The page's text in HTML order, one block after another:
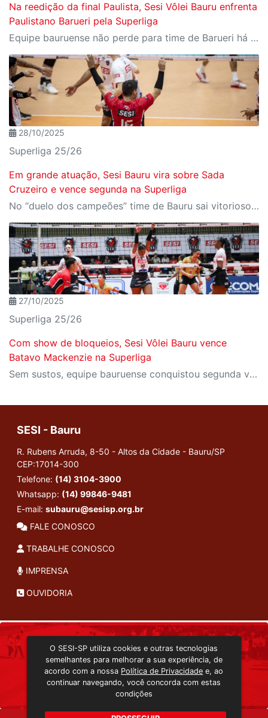
Na reedição da final Paulista, Sesi Vôlei Bauru enfrenta
Paulistano Barueri pela Superliga
Equipe bauruense não perde para time de Barueri há sete jogos e vai em busca de terceira vitória consecutiva na liga nacional
28/10/2025
Superliga 25/26
Em grande atuação, Sesi Bauru vira sobre Sada
Cruzeiro e vence segunda na Superliga
No “duelo dos campeões” time de Bauru sai vitorioso fora de casa em 3 sets a 2
27/10/2025
Superliga 25/26
Com show de bloqueios, Sesi Vôlei Bauru vence
Batavo Mackenzie na Superliga
Sem sustos, equipe bauruense conquistou segunda vitória na liga nacional
SESI - Bauru
R. Rubens Arruda, 8-50 - Altos da Cidade - Bauru/SP
CEP:17014-300
Telefone: (14) 3104-3900
Whatsapp: (14) 99846-9481
E-mail: subauru@sesisp.org.br
FALE CONOSCO
TRABALHE CONOSCO
IMPRENSA
OUVIDORIA
TRANSMISSÃO ON-LINE
EDITORA SESI-SP
CONSULTA AO ACERVO
O SESI-SP utiliza cookies e outras tecnologias
semelhantes para melhorar a sua experiência, de
acordo com a nossa Política de Privacidade e, ao
continuar navegando, você concorda com estas
condições